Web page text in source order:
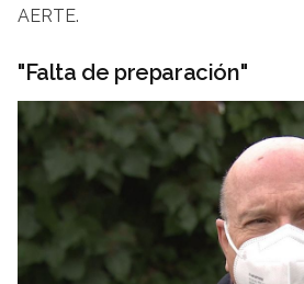
AERTE.
"Falta de preparación"